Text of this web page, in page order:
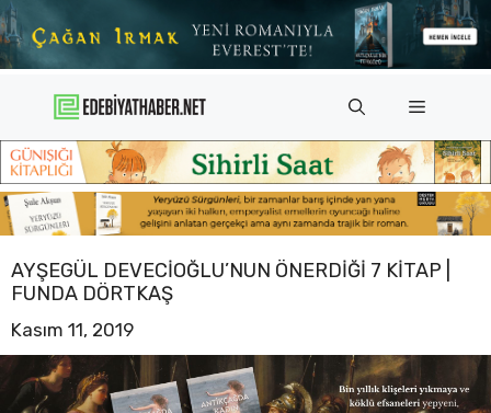
İçeriğe
atla
Menü
AYŞEGÜL DEVECIOĞLU’NUN ÖNERDIĞI 7 KITAP |
FUNDA DÖRTKAŞ
Kasım 11, 2019